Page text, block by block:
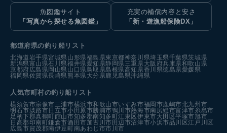
魚図鑑サイト
「写真から探せる魚図鑑」
充実の補償内容と安さ
「新・遊漁船保険DX」
都道府県の釣り船リスト
北海道岩手県宮城県山形県福島県東京都神奈川県埼玉県千葉県茨城県
新潟県富山県石川県福井県愛知県静岡県三重県大阪府兵庫県和歌山県
京都府広島県岡山県山口県鳥取県島根県高知県香川県徳島県愛媛県
福岡県佐賀県長崎県熊本県大分県鹿児島県沖縄県
人気市町村の釣り船リスト
横須賀市宗像市三浦市横浜市和歌山市いすみ市福岡市鹿嶋市北九州市
明石市淡路市 日立市小田原市勝浦市鴨川市熱海市南房総市富津市糸島市
足柄下郡真鶴町館山市知多郡南知多町江東区伊東市大田区平塚市旭市
日高郡印南町鎌倉市酒田市加古川市 田辺市沼津市小浜市品川区江戸川区
広島市賀茂郡南伊豆町南あわじ市市川市